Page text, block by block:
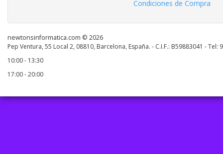
Condiciones de Compra
newtonsinformatica.com © 2026
Pep Ventura, 55 Local 2, 08810, Barcelona, España. - C.I.F.: B59883041 - Tel:
10:00 - 13:30
17:00 - 20:00